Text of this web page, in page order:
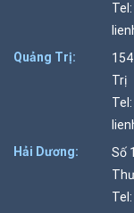
Quảng Trị:
Trị
Hải Dương:
Số